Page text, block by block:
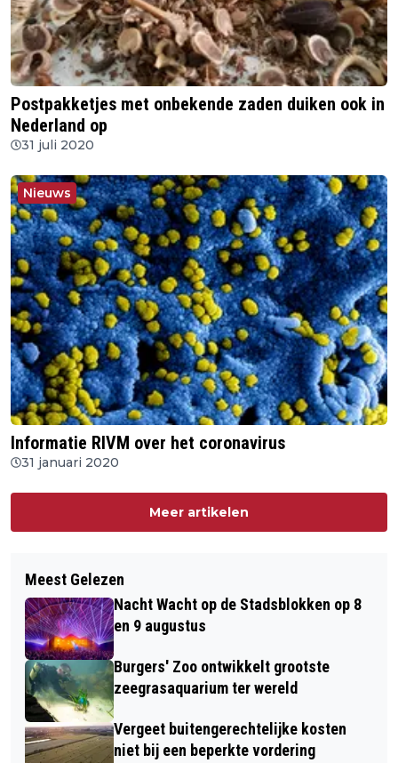
Postpakketjes met onbekende zaden duiken ook in
Nederland op
31 juli 2020
Nieuws
Informatie RIVM over het coronavirus
31 januari 2020
Meer artikelen
Meest Gelezen
Nacht Wacht op de Stadsblokken op 8
en 9 augustus
Burgers' Zoo ontwikkelt grootste
zeegrasaquarium ter wereld
Vergeet buitengerechtelijke kosten
niet bij een beperkte vordering